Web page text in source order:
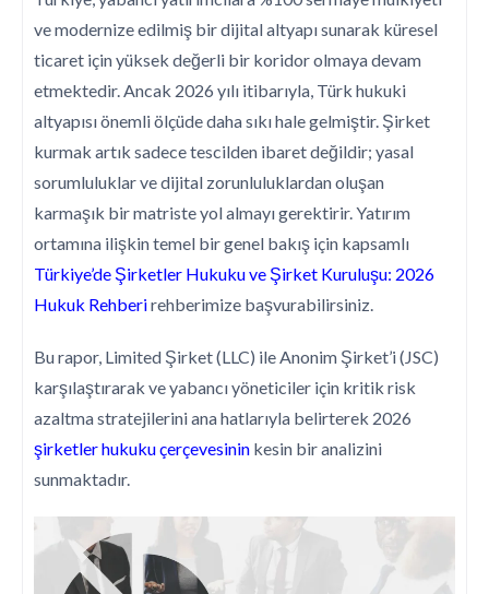
ve modernize edilmiş bir dijital altyapı sunarak küresel
ticaret için yüksek değerli bir koridor olmaya devam
etmektedir. Ancak 2026 yılı itibarıyla, Türk hukuki
altyapısı önemli ölçüde daha sıkı hale gelmiştir. Şirket
kurmak artık sadece tescilden ibaret değildir; yasal
sorumluluklar ve dijital zorunluluklardan oluşan
karmaşık bir matriste yol almayı gerektirir. Yatırım
ortamına ilişkin temel bir genel bakış için kapsamlı
Türkiye’de Şirketler Hukuku ve Şirket Kuruluşu: 2026
Hukuk Rehberirehberimize başvurabilirsiniz.
Bu rapor, Limited Şirket (LLC) ile Anonim Şirket’i (JSC)
karşılaştırarak ve yabancı yöneticiler için kritik risk
azaltma stratejilerini ana hatlarıyla belirterek 2026
şirketler hukuku çerçevesinin kesin bir analizini
sunmaktadır.